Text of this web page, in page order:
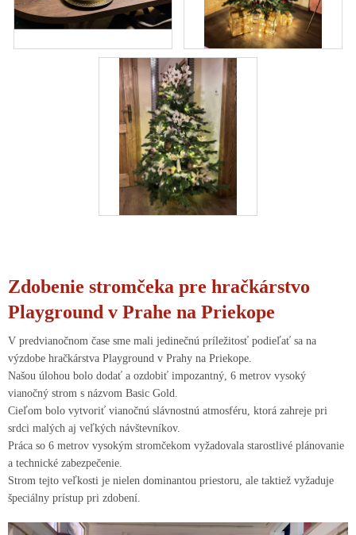
Zdobenie stromčeka pre hračkárstvo
Playground v Prahe na Priekope
V predvianočnom čase sme mali jedinečnú príležitosť podieľať sa na
výzdobe hračkárstva Playground v Prahy na Priekope.
Našou úlohou bolo dodať a ozdobiť impozantný, 6 metrov vysoký
vianočný strom s názvom Basic Gold.
Cieľom bolo vytvoriť vianočnú slávnostnú atmosféru, ktorá zahreje pri
srdci malých aj veľkých návštevníkov.
Práca so 6 metrov vysokým stromčekom vyžadovala starostlivé plánovanie
a technické zabezpečenie.
Strom tejto veľkosti je nielen dominantou priestoru, ale taktiež vyžaduje
špeciálny prístup pri zdobení.